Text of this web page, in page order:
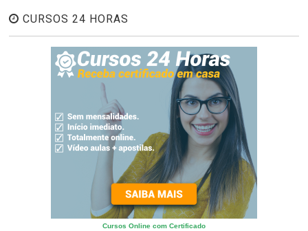
CURSOS 24 HORAS
Cursos Online com Certificado